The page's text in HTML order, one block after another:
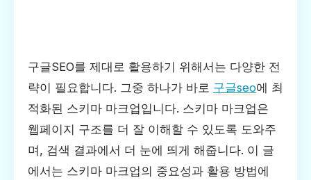
구글SEO를 제대로 활용하기 위해서는 다양한 전
략이 필요합니다. 그중 하나가 바로 구글seo에 최
적화된 스키마 마크업입니다. 스키마 마크업은
웹페이지 구조를 더 잘 이해할 수 있도록 도와주
며, 검색 결과에서 더 눈에 띄게 해줍니다. 이 글
에서는 스키마 마크업의 중요성과 활용 방법에